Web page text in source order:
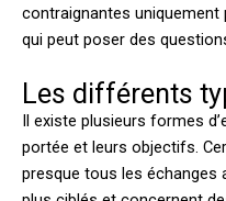
contraignantes uniquement
qui peut poser des
Les différents
Il existe plusieurs formes
portée et leurs objectifs.
presque tous les échanges